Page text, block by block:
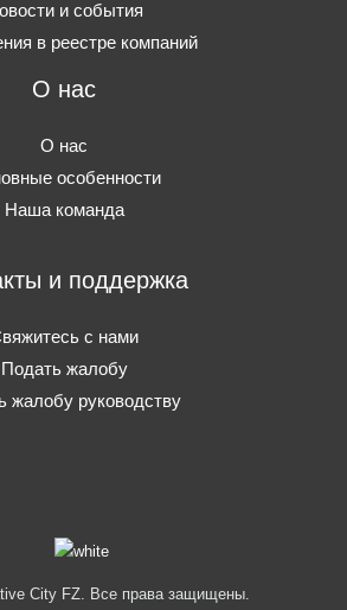
и события
в реестре компаний
О нас
О нас
особенности
Наша команда
и поддержка
с нами
Подать жалобу
жалобу руководству
City FZ. Все права защищены.